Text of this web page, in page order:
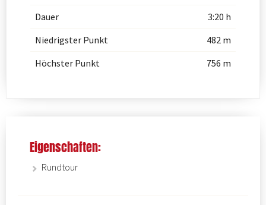
Dauer
3:20 h
Niedrigster Punkt
482 m
Höchster Punkt
756 m
Eigenschaften:
Rundtour